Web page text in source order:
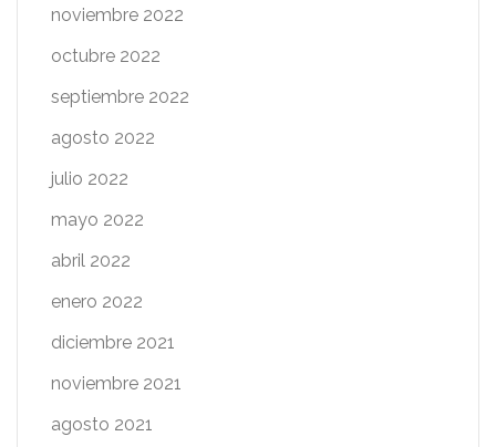
noviembre 2022
octubre 2022
septiembre 2022
agosto 2022
julio 2022
mayo 2022
abril 2022
enero 2022
diciembre 2021
noviembre 2021
agosto 2021